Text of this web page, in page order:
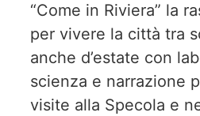
“Come in Riviera” la
per vivere la città tra
anche d’estate con
scienza e narrazione
visite alla Specola e